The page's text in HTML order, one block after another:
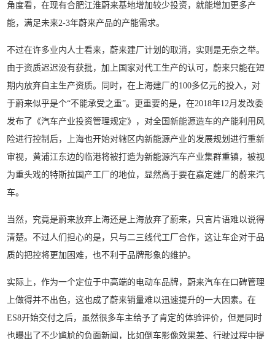
角度看，在现有合肥江淮蔚来基地增加较少投资，就能增加更多产
能，满足未来2-3年蔚来产品的产能需求。
不过在许多业内人士看来，蔚来建厂计划的取消，实则是无奈之举。
由于资质迟迟没有获批，加上国家对代工生产的认可，蔚来只能在短
期内放弃自主生产资质。同时，在上海建厂的100多亿元的投入，对
于蔚来似乎是个“不能承受之重”。更重要的是，在2018年12月发改委
发布了《汽车产业投资管理规定》，对全国新能源造车的产能利用风
险进行控制后，上海也开始对辖区内新能源产业的发展规划进行重新
审视，黄浦江东边的临港将被打造为新能源汽车产业集群重镇，被视
为重头戏的特斯拉国产工厂的地位，显然高于要在嘉定建厂的蔚来汽
车。
当然，究竟是蔚来放弃上海还是上海放弃了蔚来，只言片语难以说得
清楚。不过人们担心的是，只与二三线代工厂合作，这让车企对于品
质的把控将更加困难，也不利于品牌形象的维护。
实际上，作为一个定位于中高端的电动车品牌，蔚来汽车在口碑管理
上做得并不出色，这也成了蔚来销量难以迅速提升的一大因素。在
ES8开始交付之后，虽然很多车主给予了肯定的体验评价，但是同时
也曝出了不少尴尬的负面新闻，比如倒车影像效果差、行驶过程中提